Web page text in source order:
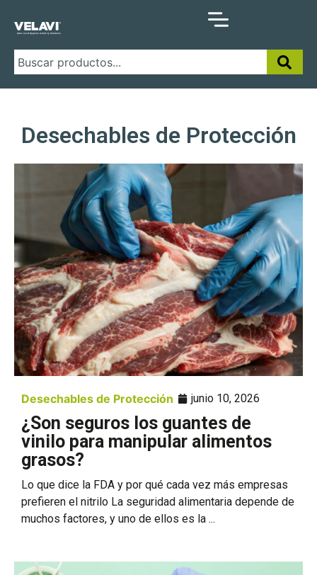
Desechables de Protección
Desechables de Protección junio 10, 2026
¿Son seguros los guantes de
vinilo para manipular alimentos
grasos?
Lo que dice la FDA y por qué cada vez más empresas
prefieren el nitrilo La seguridad alimentaria depende de
muchos factores, y uno de ellos es la ...